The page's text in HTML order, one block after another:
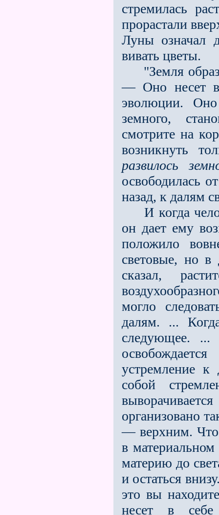
стремилась
прорас­тали
Луны означал
вивать цветы.
"Земля
— Оно несет в
эволюции. Оно
земного,
смотрите на
возникнуть
развилось
освободилась
назад, к далям
И когда
он дает ему
положило
световые, но в
сказал,
могло
далям. ...
следующее. ...
устремление к
собой
организовано
— верхним. Что
в материальном
материю до
и остаться
это вы
несет в